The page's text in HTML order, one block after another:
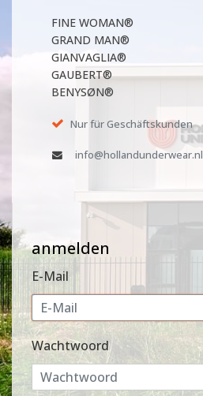
FINE WOMAN®
GRAND MAN®
GIANVAGLIA®
GAUBERT®
BENYSØN®
Nur für Geschäftskunden
info@hollandunderwear.nl
anmelden
E-Mail
Wachtwoord